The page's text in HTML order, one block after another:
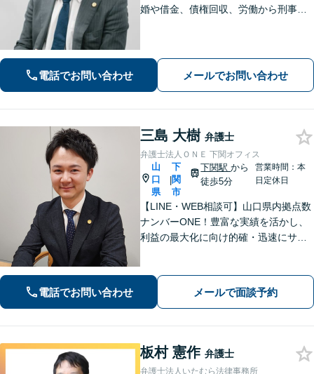
婚や借金、債権回収、労働から刑事事
心誠意お伺いいたします。気軽にご相
談ください
電話でお問い合わせ メールでお問い合わせ
三島 大樹 弁護士
弁護士法人ＯＮＥ 下関オフィス
山
口
県
|
下
関
市
下関駅から
徒歩5分
営業時間：本
日定休日
【LINE・WEB相談可】山口県内拠点数
ナンバーONE！豊富な実績を活かし、
利益の最大化に向け的確・迅速にサポ
問題／交通事故等、あなたの味方とし
て尽力します【完全個室】【下関駅5
電話でお問い合わせ メールで面談予約
板村 憲作 弁護士
弁護士法人いたむら法律事務所